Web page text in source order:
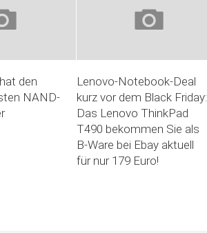
den
NAND-
Lenovo-Notebook-Deal
kurz vor dem Black Friday:
Das Lenovo ThinkPad
T490 bekommen Sie als
B-Ware bei Ebay aktuell
für nur 179 Euro!